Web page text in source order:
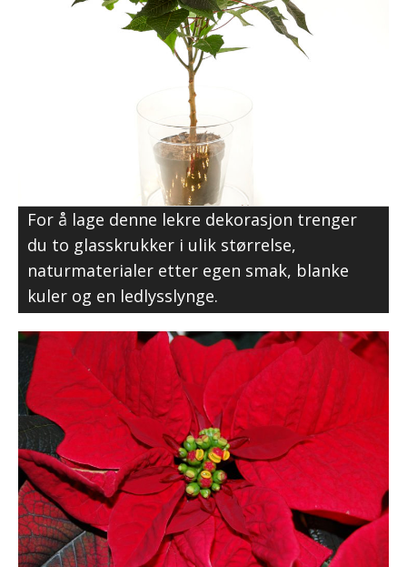
For å lage denne lekre dekorasjon trenger
du to glasskrukker i ulik størrelse,
naturmaterialer etter egen smak, blanke
kuler og en ledlysslynge.